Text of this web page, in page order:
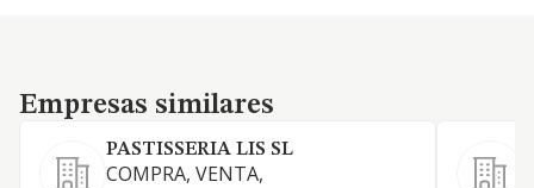
Empresas similares
Empresas similares
PASTISSERIA LIS SL
COMPRA, VENTA,